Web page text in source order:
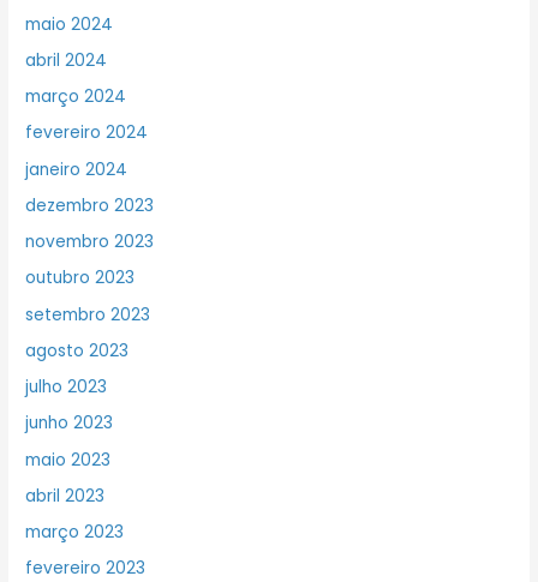
maio 2024
abril 2024
março 2024
fevereiro 2024
janeiro 2024
dezembro 2023
novembro 2023
outubro 2023
setembro 2023
agosto 2023
julho 2023
junho 2023
maio 2023
abril 2023
março 2023
fevereiro 2023